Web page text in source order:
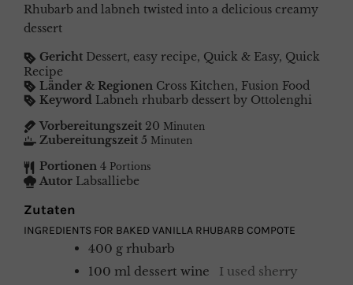
Rhubarb and labneh twisted into a delicious creamy
dessert
Gericht Dessert, easy recipe, Quick & Easy, Quick
Recipe
Länder & Regionen Cross Kitchen, Fusion Food
Keyword Labneh rhubarb dessert by Ottolenghi
Vorbereitungszeit 20 Minuten
Zubereitungszeit 5 Minuten
Portionen 4 Portions
Autor Labsalliebe
Zutaten
INGREDIENTS FOR BAKED VANILLA RHUBARB COMPOTE
400 g rhubarb
100 ml dessert wine
I used sherry